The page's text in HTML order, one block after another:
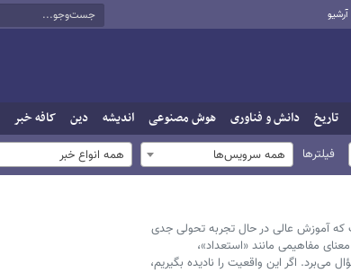
آرشیو
تاریخ دانش و فناوری هوش مصنوعی اندیشه دین کافه خبر
فیلترها همه سرویس‌ها همه انواع خبر
آموزش عالی در حال تجربه تحولی جدی
مفاهیمی مانند «استعداد»،
اگر این واقعیت را نادیده بگیریم،